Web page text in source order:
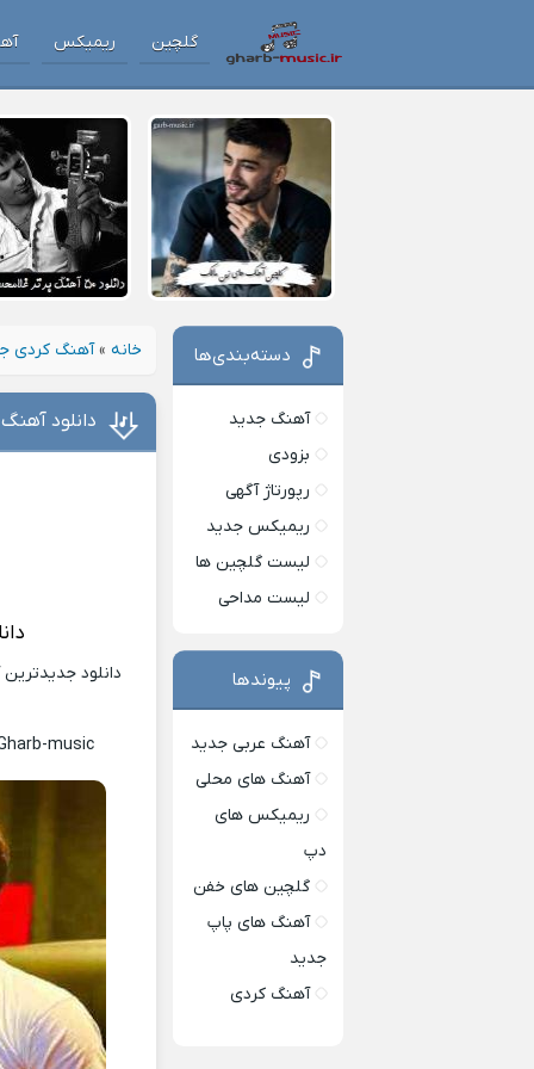
گلچین ریمیکس
خانه »آهنگ کردی
دانلود
دانلود
music
دسته‌بندی‌ها
آهنگ جدید
بزودی
رپورتاژ آگهی
ریمیکس جدید
لیست گلچین ها
لیست مداحی
پیوندها
آهنگ عربی جدید
آهنگ های محلی
ریمیکس های
دپ
گلچین های خفن
آهنگ های پاپ
جدید
آهنگ کردی